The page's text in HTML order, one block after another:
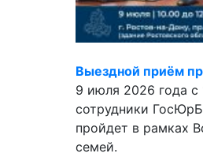
Выездной приём
9 июля 2026 года с
сотрудники
пройдет в рамках
семей.